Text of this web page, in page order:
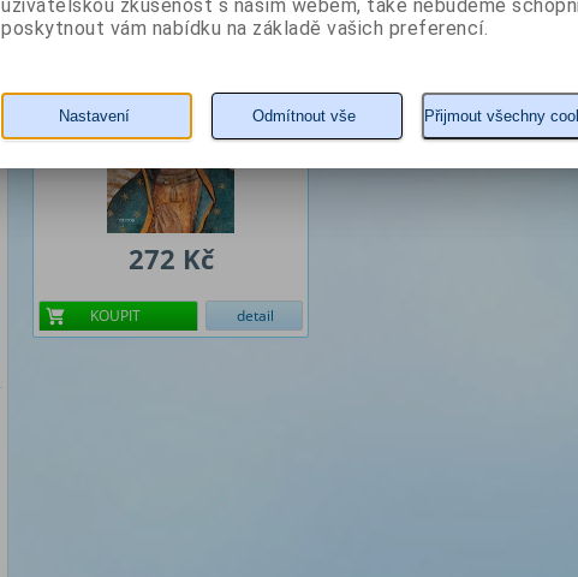
Autor: Mráček Pavel K.
272 Kč
KOUPIT detail
uživatelskou zkušenost s naším webem, také nebudeme schopni
poskytnout vám nabídku na základě vašich preferencí.
Nastavení Odmítnout vše Přijmout všechny